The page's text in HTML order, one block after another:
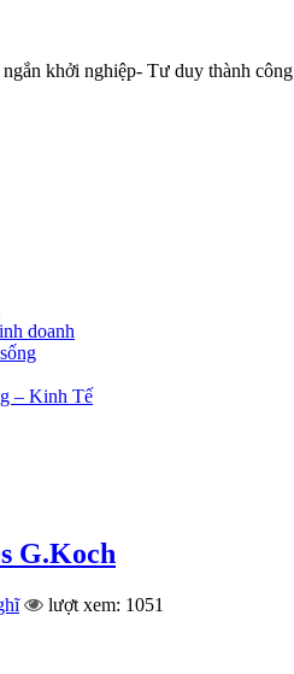
khởi nghiệp- Tư duy thành công
doanh
– Kinh Tế
G.Koch
lượt xem: 1051